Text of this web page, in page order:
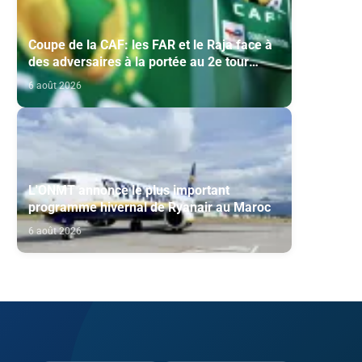
Coupe de la CAF: les FAR et le Raja face à
des adversaires à la portée au 2e tour
préliminaire
6 août 2026
L'ONMT annonce le plus important
programme hivernal de Ryanair au Maroc
6 août 2026